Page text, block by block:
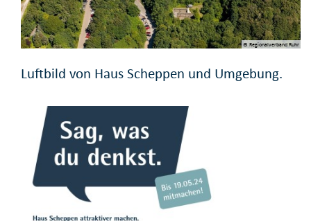
© Regionalverband Ruhr
Luftbild von Haus Scheppen und Umgebung.